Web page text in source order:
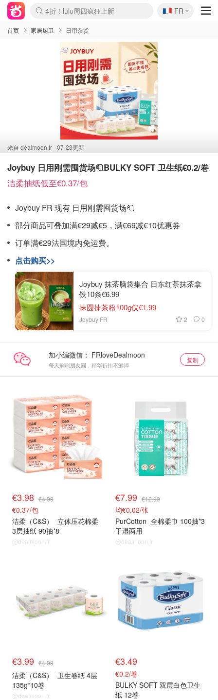
Boticinal 夏促开抢！
4折！lulu周四疯狂上新
还没结束！&OtherStories大促
Joybuy变相75折 随时失效
速领！Stanley独家85折
疑似霸哥！Camper额外叠85折
Zalando 奥莱闪促！每日更新
Moncler反季囤！5折起+叠9折
Coach Brooklyn仅€192
🇫🇷
FR
首页 家居厨卫 日用杂货
来自 dealmoon.fr 07-23更新
Joybuy 日用刚需囤货场🧻BULKY SOFT 卫生纸€0.2/卷
洁柔抽纸低至€0.37/包
Joybuy FR 现有 日用刚需囤货场🧻
部分商品可叠加满€29减€5，满€69减€10优惠券
订单满€29法国境内免运费。
点击购买>>
Joybuy 抹茶脑袋集合 日东红茶抹茶拿
铁10条€6.99
抹圆抹茶粉100g仅€1.99
Joybuy FR 2 0
加小编微信：
每天刷刷朋友圈，精华折扣不漏掉
复制
€3.98 €4.99
€0.37/包
洁柔（C&S）
立体压花棉柔
3层抽纸 90抽*8
@dealmoon.fr
€7.99 €12.99
均€0.02/张
PurCotton 全棉柔巾 100抽*3
干湿两用
@dealmoon.fr
€3.99 €4.99
洁柔（C&S）
卫生卷纸 4层
135g*10卷
@dealmoon.fr
€3.49
€0.2/卷
BULKY SOFT 双层白色卫生
纸 12卷